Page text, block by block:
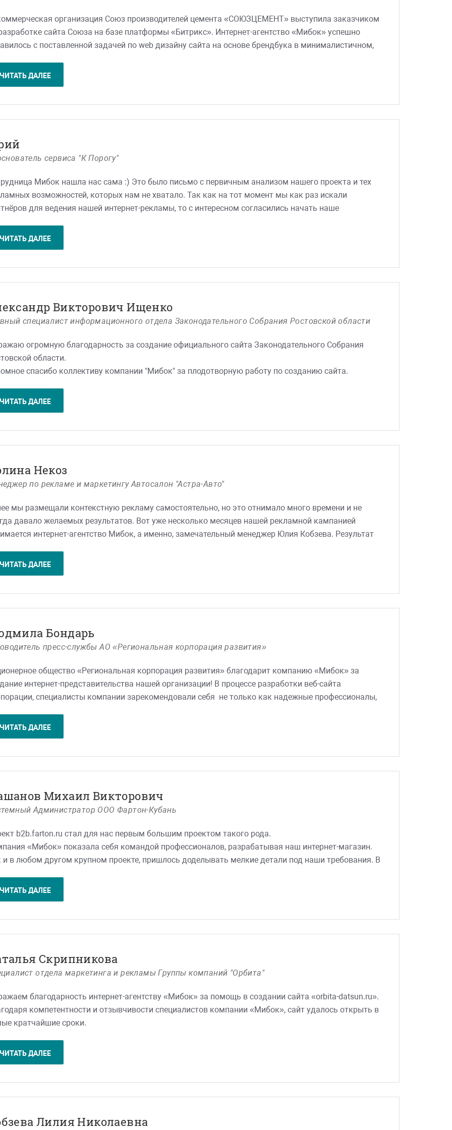
организация Союз производителей цемента «СОЮЗЦЕМЕНТ» выступила заказчиком
сайта Союза на базе платформы «Битрикс». Интернет-агентство «Мибок» успешно
с поставленной задачей по web дизайну сайта на основе брендбука в минималистичном,
интерфейсом.
благодарит интернет-агентство «Мибок» за создание интернет-
ЧИТАТЬ ДАЛЕЕ
сервиса "К Порогу"
Мибок нашла нас сама :) Это было письмо с первичным анализом нашего проекта и тех
возможностей, которых нам не хватало. Так как на тот момент мы как раз искали
для ведения нашей интернет-рекламы, то с интересном согласились начать наше
за ведение рекламы, она у них общая за всё и сразу. Мы, конечно, были удивлены таким
так как ранее подобных не встречали, и естественным образом начали ожидать подвоха.
на дальнейшее плодотворное сотрудничество с Мибок и желаем вам, коллеги, хороших
и таких же качественных результатов! Спасибо вам! :)
ЧИТАТЬ ДАЛЕЕ
Викторович Ищенко
специалист информационного отдела Законодательного Собрания Ростовской области
огромную благодарность за создание официального сайта Законодательного Собрания
области.
спасибо коллективу компании "Мибок" за плодотворную работу по созданию сайта.
о работе Законодательного Собрания. Благодаря слаженной работе удалось в
сроки полностью с нуля создать новый дизайн, внедрить новые мультимедийные
приятно было получать адекватные и профессиональные консультации по ряду вопросов, а
говоря простым языком, на 100% возможность реализовывать всяческие "хотелки"
Вам! Так держать!
и процветания Вашей компании!!
ЧИТАТЬ ДАЛЕЕ
Некоз
по рекламе и маркетингу Автосалон "Астра-Авто"
мы размещали контекстную рекламу самостоятельно, но это отнимало много времени и не
давало желаемых результатов. Вот уже несколько месяцев нашей рекламной кампанией
интернет-агентство Мибок, а именно, замечательный менеджер Юлия Кобзева. Результат
под наши потребности и возможности. От сотрудников Мибок всегда можно
подробную, профессиональную, а главное – понятную консультацию. И мы всегда уверены,
ЧИТАТЬ ДАЛЕЕ
Бондарь
пресс-службы АО «Региональная корпорация развития»
общество «Региональная корпорация развития» благодарит компанию «Мибок» за
интернет-представительства нашей организации! В процессе разработки веб-сайта
специалисты компании зарекомендовали себя не только как надежные профессионалы,
вопрос мы получали полный и обстоятельный ответ.
развития и процветания!
ЧИТАТЬ ДАЛЕЕ
Михаил Викторович
Администратор ООО Фартон-Кубань
b2b.farton.ru стал для нас первым большим проектом такого рода.
«Мибок» показала себя командой профессионалов, разрабатывая наш интернет-магазин.
и в любом другом крупном проекте, пришлось доделывать мелкие детали под наши требования. В
работаем и в дальнейшем будем работать с компанией «Мибок».
ЧИТАТЬ ДАЛЕЕ
Скрипникова
отдела маркетинга и рекламы Группы компаний "Орбита"
благодарность интернет-агентству «Мибок» за помощь в создании сайта «orbita-datsun.ru».
компетентности и отзывчивости специалистов компании «Мибок», сайт удалось открыть в
кратчайшие сроки.
ЧИТАТЬ ДАЛЕЕ
Лилия Николаевна